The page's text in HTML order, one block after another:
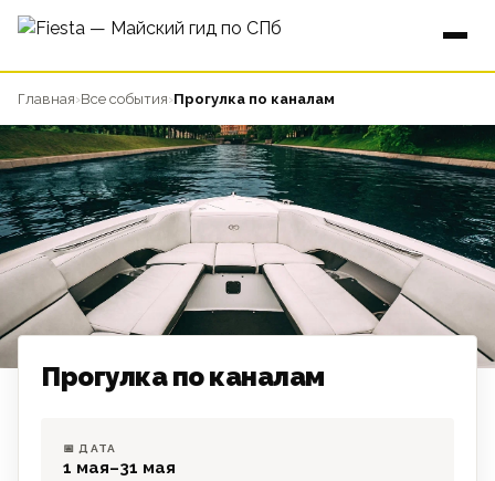
Главная›Все события›Прогулка по каналам
ПРОГУЛКА
Прогулка по каналам
📅 ДАТА
1 мая–31 мая